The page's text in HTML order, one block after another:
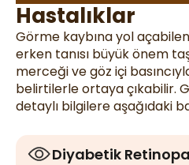
Hastalıklar
Görme kaybına yol
erken tanısı büyük önem
merceği ve göz içi
belirtilerle ortaya çıkabilir.
detaylı bilgilere aşağıdaki
Diyabetik